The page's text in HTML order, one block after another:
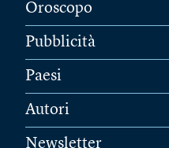
Oroscopo
Pubblicità
Paesi
Autori
Newsletter